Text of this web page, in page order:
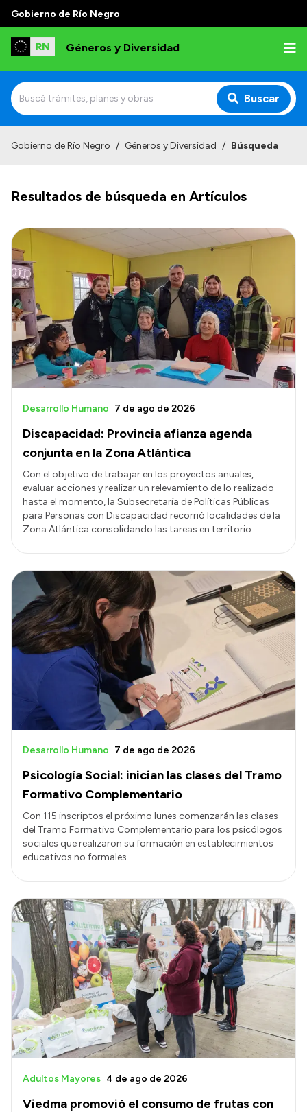
Gobierno de Río Negro
Géneros y Diversidad
Buscar
Misión
Programas y capacitaciones
Observatorio
Normativa
Transparencia
Presupuesto
Boletín Oficial
Compras y licitaciones
Consulta de pago a proveedores
Convocatorias
Intranet
Login
Gobierno de Río Negro / Géneros y Diversidad / Búsqueda
Resultados de búsqueda en Artículos
Discapacidad: Provincia afianza agenda
conjunta en la Zona Atlántica
Desarrollo Humano 7 de ago de 2026
Con el objetivo de trabajar en los proyectos anuales,
evaluar acciones y realizar un relevamiento de lo realizado
hasta el momento, la Subsecretaría de Políticas Públicas
para Personas con Discapacidad recorrió localidades de la
Zona Atlántica consolidando las tareas en territorio.
Psicología Social: inician las clases del Tramo
Formativo Complementario
Desarrollo Humano 7 de ago de 2026
Con 115 inscriptos el próximo lunes comenzarán las clases
del Tramo Formativo Complementario para los psicólogos
sociales que realizaron su formación en establecimientos
educativos no formales.
Viedma promovió el consumo de frutas con
Adultos Mayores 4 de ago de 2026